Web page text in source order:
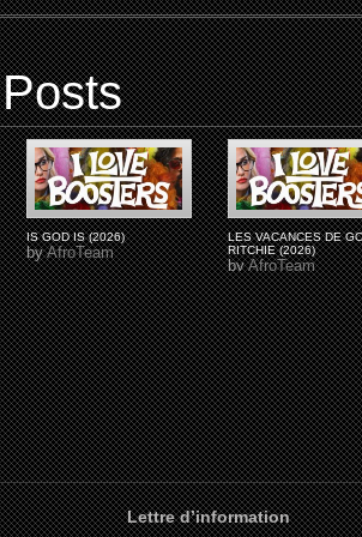
IS GOD IS (2026)
byAfroTeam
LES VACANCES DE
RITCHIE (2026)
byAfroTeam
Lettre d’information